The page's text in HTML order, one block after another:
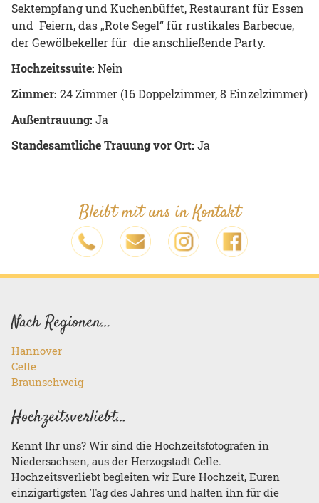
Sektempfang und Kuchenbüffet, Restaurant für Essen
und Feiern, das „Rote Segel“ für rustikales Barbecue,
der Gewölbekeller für die anschließende Party.
Hochzeitssuite: Nein
Zimmer: 24 Zimmer (16 Doppelzimmer, 8 Einzelzimmer)
Außentrauung: Ja
Standesamtliche Trauung vor Ort: Ja
Bleibt mit uns in Kontakt
Nach Regionen…
Hannover
Celle
Braunschweig
Hochzeitsverliebt…
Kennt Ihr uns? Wir sind die Hochzeitsfotografen in
Niedersachsen, aus der Herzogstadt Celle.
Hochzeitsverliebt begleiten wir Eure Hochzeit, Euren
einzigartigsten Tag des Jahres und halten ihn für die